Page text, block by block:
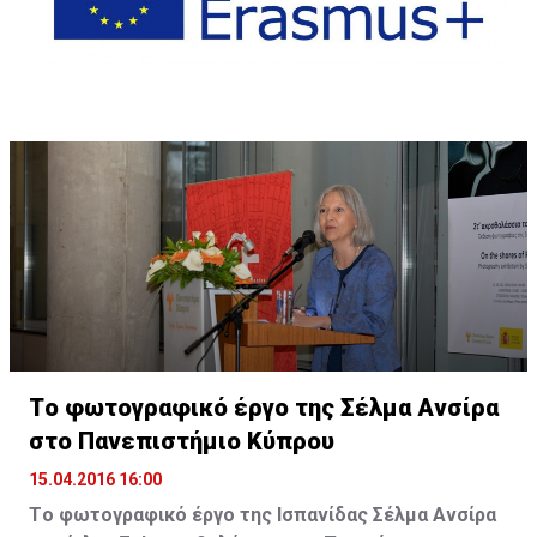
Tο φωτογραφικό έργο της Σέλμα Ανσίρα
στο Πανεπιστήμιο Κύπρου
15.04.2016 16:00
Tο φωτογραφικό έργο της Ισπανίδας Σέλμα Ανσίρα